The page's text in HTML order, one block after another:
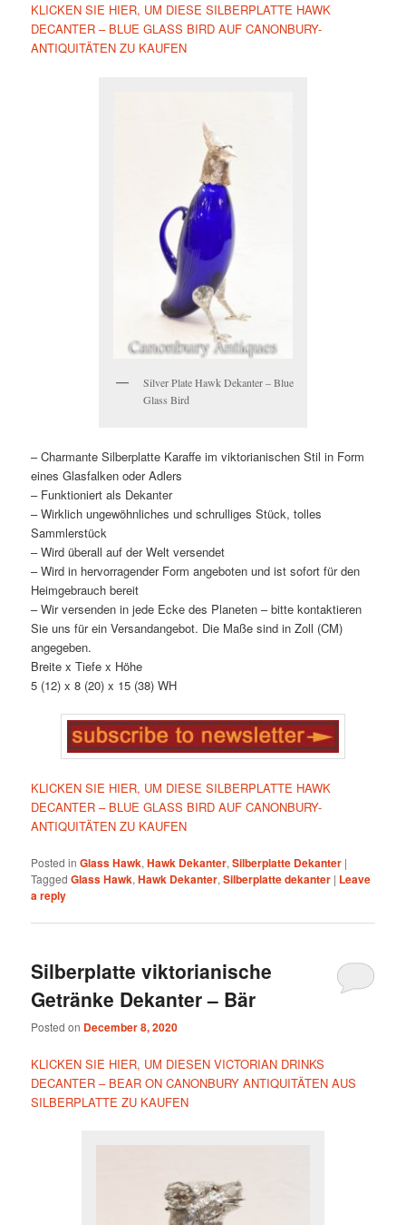
KLICKEN SIE HIER, UM DIESE SILBERPLATTE HAWK
DECANTER – BLUE GLASS BIRD AUF CANONBURY-
ANTIQUITÄTEN ZU KAUFEN
Silver Plate Hawk Dekanter – Blue
Glass Bird
– Charmante Silberplatte Karaffe im viktorianischen Stil in Form
eines Glasfalken oder Adlers
– Funktioniert als Dekanter
– Wirklich ungewöhnliches und schrulliges Stück, tolles
Sammlerstück
– Wird überall auf der Welt versendet
– Wird in hervorragender Form angeboten und ist sofort für den
Heimgebrauch bereit
– Wir versenden in jede Ecke des Planeten – bitte kontaktieren
Sie uns für ein Versandangebot. Die Maße sind in Zoll (CM)
angegeben.
Breite x Tiefe x Höhe
5 (12) x 8 (20) x 15 (38) WH
KLICKEN SIE HIER, UM DIESE SILBERPLATTE HAWK
DECANTER – BLUE GLASS BIRD AUF CANONBURY-
ANTIQUITÄTEN ZU KAUFEN
Posted in Glass Hawk,Hawk Dekanter,Silberplatte Dekanter |
Tagged Glass Hawk,Hawk Dekanter,Silberplatte dekanter | Leave
a reply
Silberplatte viktorianische
Getränke Dekanter – Bär
Posted on December 8, 2020
KLICKEN SIE HIER, UM DIESEN VICTORIAN DRINKS
DECANTER – BEAR ON CANONBURY ANTIQUITÄTEN AUS
SILBERPLATTE ZU KAUFEN